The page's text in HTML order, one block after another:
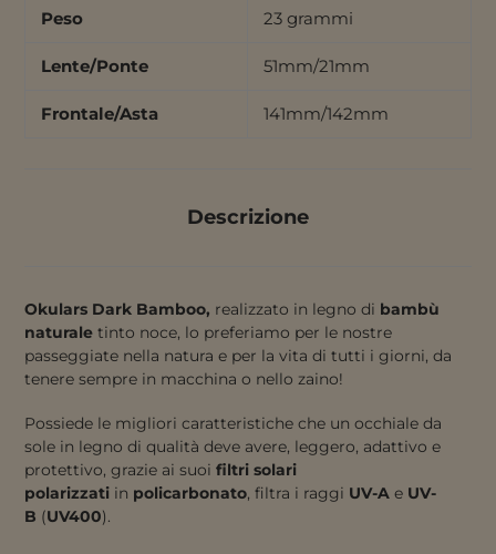
Peso 23 grammi
Lente/Ponte 51mm/21mm
Frontale/Asta 141mm/142mm
Descrizione
Okulars Dark Bamboo, realizzato in legno di bambù
naturale tinto noce, lo preferiamo per le nostre
passeggiate nella natura e per la vita di tutti i giorni, da
tenere sempre in macchina o nello zaino!
Possiede le migliori caratteristiche che un occhiale da
sole in legno di qualità deve avere, leggero, adattivo e
protettivo, grazie ai suoi filtri solari
polarizzati in policarbonato, filtra i raggi UV-A e UV-
B (UV400).